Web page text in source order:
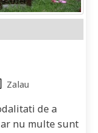
Zalau
de a
nu multe sunt